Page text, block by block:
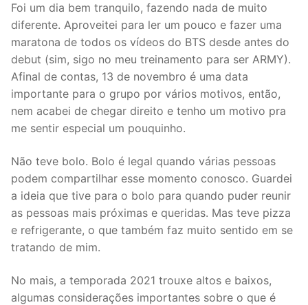
Foi um dia bem tranquilo, fazendo nada de muito
diferente. Aproveitei para ler um pouco e fazer uma
maratona de todos os vídeos do BTS desde antes do
debut (sim, sigo no meu treinamento para ser ARMY).
Afinal de contas, 13 de novembro é uma data
importante para o grupo por vários motivos, então,
nem acabei de chegar direito e tenho um motivo pra
me sentir especial um pouquinho.
Não teve bolo. Bolo é legal quando várias pessoas
podem compartilhar esse momento conosco. Guardei
a ideia que tive para o bolo para quando puder reunir
as pessoas mais próximas e queridas. Mas teve pizza
e refrigerante, o que também faz muito sentido em se
tratando de mim.
No mais, a temporada 2021 trouxe altos e baixos,
algumas considerações importantes sobre o que é